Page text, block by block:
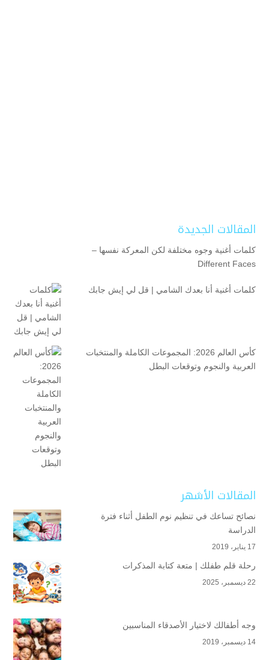
المقالات الجديدة
كلمات أغنية وجوه مختلفة لكن المعركة نفسها –
Different Faces
كلمات أغنية أنا بعدك الشامي | قل لي إيش جابك
كأس العالم 2026: المجموعات الكاملة والمنتخبات
العربية والنجوم وتوقعات البطل
المقالات الأشهر
نصائح تساعك في تنظيم نوم الطفل أثناء فترة
الدراسة
17 يناير، 2019
رحلة قلم طفلك | متعة كتابة المذكرات
22 ديسمبر، 2025
وجه أطفالك لاختيار الأصدقاء المناسبين
14 ديسمبر، 2019